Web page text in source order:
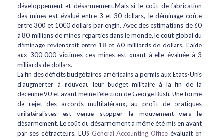
développement et désarmement.Mais si le coût de fabrication
des mines est évalué entre 3 et 30 dollars, le déminage coûte
entre 300 et 1000 dollars par engin. Avec des estimations de 60
à 80 millions de mines reparties dans le monde, le coût global du
déminage reviendrait entre 18 et 60 milliards de dollars. L'aide
aux 300 000 victimes des mines est quant à elle évaluée à 3
milliards de dollars.
La fin des déficits budgétaires américains a permis aux Etats-Unis
d'augmenter à nouveau leur budget militaire à la fin de la
décennie 90 et avant même l'élection de George Bush. Une forme
de rejet des accords multilatéraux, au profit de pratiques
unilatéralistes est venue stopper le mouvement vers le
désarmement. Le coût du désarmement a même été mis en avant
par ses détracteurs. L'US General Accounting Officeévaluait en